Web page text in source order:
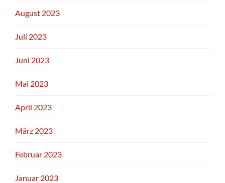
August 2023
Juli 2023
Juni 2023
Mai 2023
April 2023
März 2023
Februar 2023
Januar 2023